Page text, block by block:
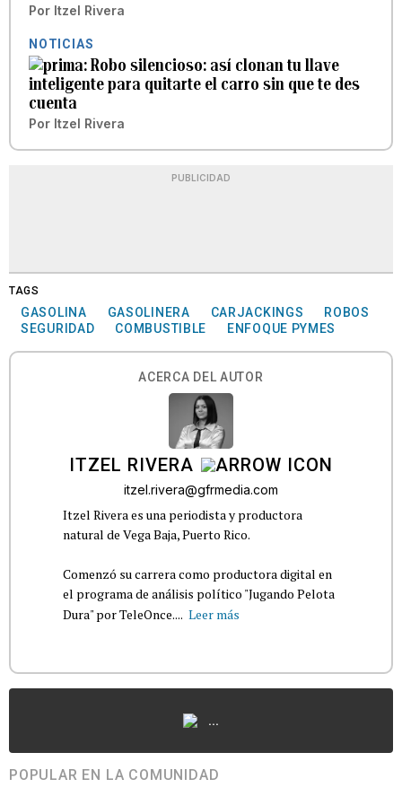
Por Itzel Rivera
NOTICIAS
Robo silencioso: así clonan tu llave
inteligente para quitarte el carro sin que te des
cuenta
Por Itzel Rivera
PUBLICIDAD
TAGS
GASOLINA GASOLINERA CARJACKINGS
ROBOS
SEGURIDAD
COMBUSTIBLE ENFOQUE PYMES
ACERCA DEL AUTOR
ITZEL RIVERA
itzel.rivera@gfrmedia.com
Itzel Rivera es una periodista y productora
natural de Vega Baja, Puerto Rico.
Comenzó su carrera como productora digital en
el programa de análisis político "Jugando Pelota
Dura" por TeleOnce.... Leer más
...
POPULAR EN LA COMUNIDAD